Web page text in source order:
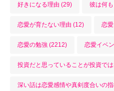
好きになる理由 (29) 彼は何
恋愛が育たない理由 (12) 恋
恋愛の勉強 (2212) 恋愛イベ
投資だと思っていることが投資で
深い話は恋愛感情や真剣度合いの